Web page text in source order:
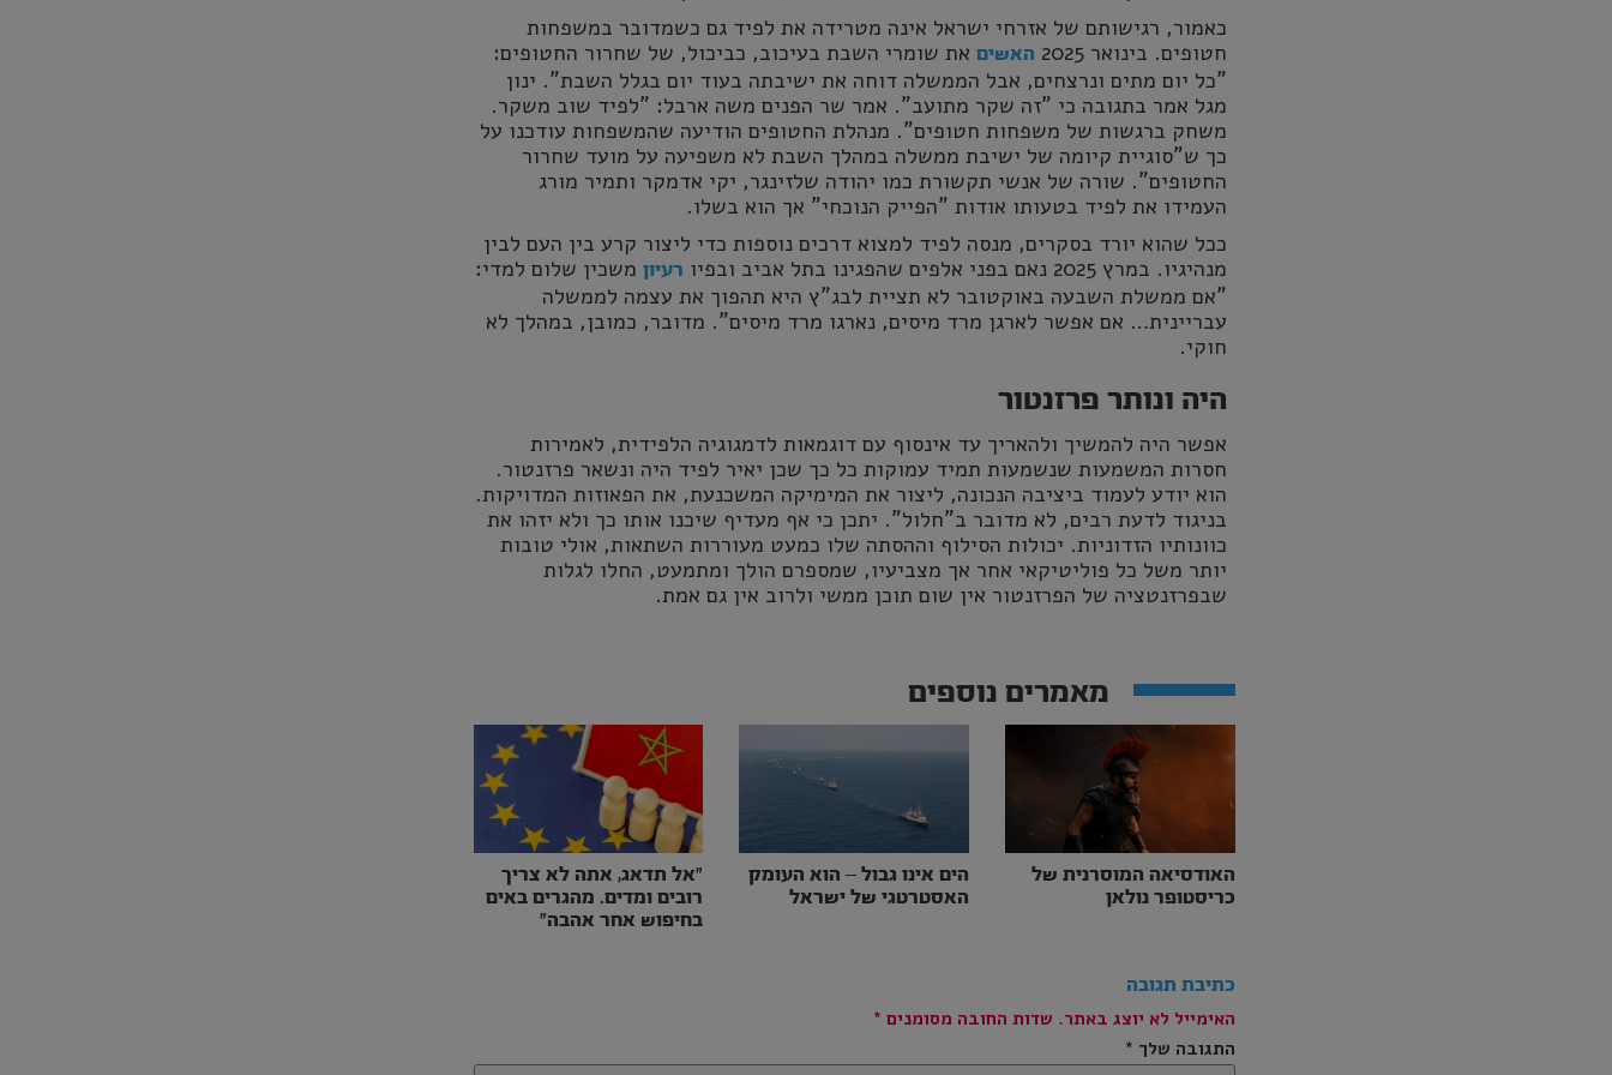
כאמור, רגישותם של אזרחי ישראל אינה מטרידה את לפיד גם כשמדובר במשפחות
חטופים. בינואר 2025
האשים את שומרי השבת בעיכוב, כביכול, של שחרור החטופים:
"כל יום מתים ונרצחים, אבל הממשלה דוחה את ישיבתה בעוד יום בגלל השבת". ינון
מגל אמר בתגובה כי "זה שקר מתועב". אמר שר הפנים משה ארבל: "לפיד שוב משקר.
משחק ברגשות של משפחות חטופים". מנהלת החטופים הודיעה שהמשפחות עודכנו על
כך ש"סוגיית קיומה של ישיבת ממשלה במהלך השבת לא משפיעה על מועד שחרור
החטופים". שורה של אנשי תקשורת כמו יהודה שלזינגר, יקי אדמקר ותמיר מורג
העמידו את לפיד בטעותו אודות "הפייק הנוכחי" אך הוא בשלו.
ככל שהוא יורד בסקרים, מנסה לפיד למצוא דרכים נוספות כדי ליצור קרע בין העם לבין
מנהיגיו. במרץ 2025 נאם בפני אלפים שהפגינו בתל אביב ובפיו
רעיון משכין שלום למדי:
"אם ממשלת השבעה באוקטובר לא תציית לבג"ץ היא תהפוך את עצמה לממשלה
עבריינית… אם אפשר לארגן מרד מיסים, נארגו מרד מיסים". מדובר, כמובן, במהלך לא
חוקי.
היה ונותר פרזנטור
אפשר היה להמשיך ולהאריך עד אינסוף עם דוגמאות לדמגוגיה הלפידית, לאמירות
חסרות המשמעות שנשמעות תמיד עמוקות כל כך שכן יאיר לפיד היה ונשאר פרזנטור.
הוא יודע לעמוד ביציבה הנכונה, ליצור את המימיקה המשכנעת, את הפאוזות המדויקות.
בניגוד לדעת רבים, לא מדובר ב"חלול". יתכן כי אף מעדיף שיכנו אותו כך ולא יזהו את
כוונותיו הזדוניות. יכולות הסילוף וההסתה שלו כמעט מעוררות השתאות, אולי טובות
יותר משל כל פוליטיקאי אחר אך מצביעיו, שמספרם הולך ומתמעט, החלו לגלות
שבפרזנטציה של הפרזנטור אין שום תוכן ממשי ולרוב אין גם אמת.
מאמרים נוספים
האודסיאה המוסרנית של
כריסטופר נולאן
הים אינו גבול – הוא העומק
האסטרטגי של ישראל
״אל תדאג, אתה לא צריך
רובים ומדים. מהגרים באים
בחיפוש אחר אהבה״
כתיבת תגובה
האימייל לא יוצג באתר. שדות החובה מסומנים *
התגובה שלך *